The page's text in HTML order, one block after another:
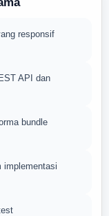
responsif
API dan
bundle
implementasi